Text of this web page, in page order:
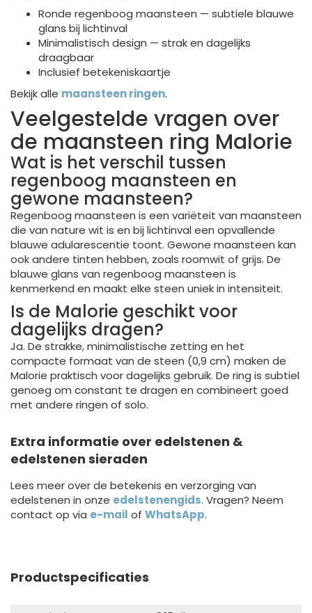
Ronde regenboog maansteen — subtiele blauwe
glans bij lichtinval
Minimalistisch design — strak en dagelijks
draagbaar
Inclusief betekeniskaartje
Bekijk alle maansteen ringen.
Veelgestelde vragen over
de maansteen ring Malorie
Wat is het verschil tussen
regenboog maansteen en
gewone maansteen?
Regenboog maansteen is een variëteit van maansteen
die van nature wit is en bij lichtinval een opvallende
blauwe adularescentie toont. Gewone maansteen kan
ook andere tinten hebben, zoals roomwit of grijs. De
blauwe glans van regenboog maansteen is
kenmerkend en maakt elke steen uniek in intensiteit.
Is de Malorie geschikt voor
dagelijks dragen?
Ja. De strakke, minimalistische zetting en het
compacte formaat van de steen (0,9 cm) maken de
Malorie praktisch voor dagelijks gebruik. De ring is subtiel
genoeg om constant te dragen en combineert goed
met andere ringen of solo.
Extra informatie over edelstenen &
edelstenen sieraden
Lees meer over de betekenis en verzorging van
edelstenen in onze edelstenengids. Vragen? Neem
contact op via e-mail of WhatsApp.
Productspecificaties